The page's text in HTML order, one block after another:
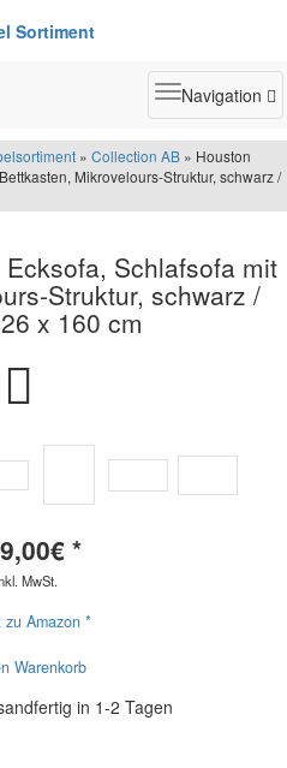
Toggle
Navigation
» Collection AB » Houston
Mikrovelours-Struktur, schwarz /
Schlafsofa mit
Struktur, schwarz /
x 160 cm
€ *
MwSt.
zu Amazon *
Warenkorb
in 1-2 Tagen